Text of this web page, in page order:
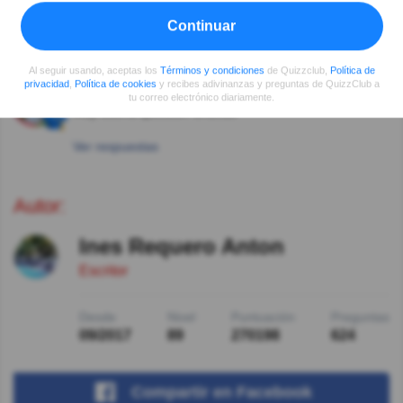
Hace 5año(s)
Nosotros les llamamos "vuelteros".
Hilda María Medina Medina Hace 5año(s)
Ver respuestas
Autor:
Ines Requero Anton
Escritor
09/2017 89 270198 624
Compartir en Facebook
Continuar
Al seguir usando, aceptas los Términos y condiciones de Quizzclub, Política de
privacidad, Política de cookies y recibes adivinanzas y preguntas de QuizzClub a
tu correo electrónico diariamente.